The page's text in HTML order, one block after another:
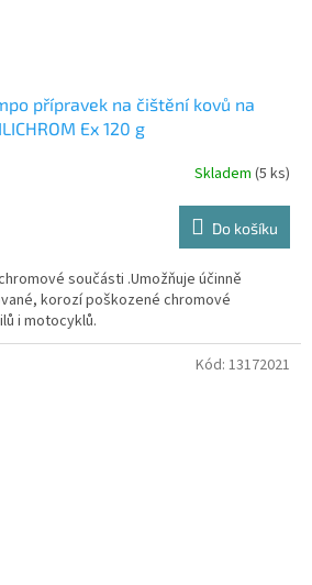
přípravek na čištění kovů na
Ex 120 g
Skladem (5 ks)
Do košíku
součásti .Umožňuje účinně
korozí poškozené chromové
i motocyklů.
Kód: 13172021